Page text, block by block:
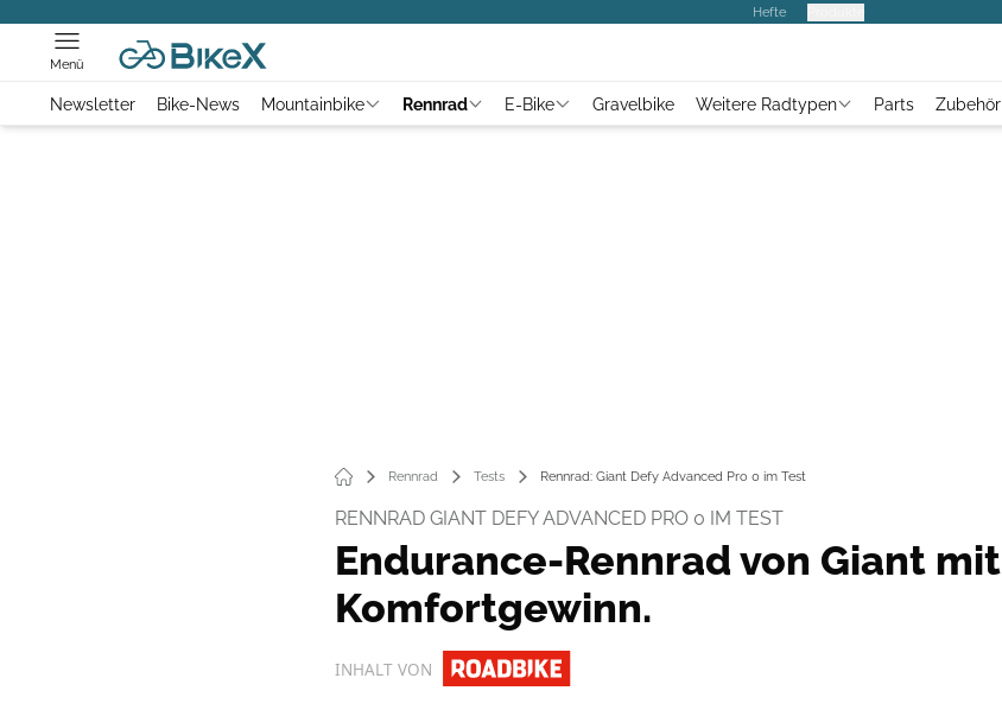
Hefte
Menü
Newsletter Bike-News Mountainbike Rennrad E-Bike Gravelbike Weitere Radtypen Parts Zubehör
Rennrad Tests Rennrad: Giant Defy Advanced Pro 0 im Test
RENNRAD GIANT DEFY ADVANCED PRO 0 IM TEST
Endurance-Rennrad von Giant mit
Komfortgewinn.
INHALT VON